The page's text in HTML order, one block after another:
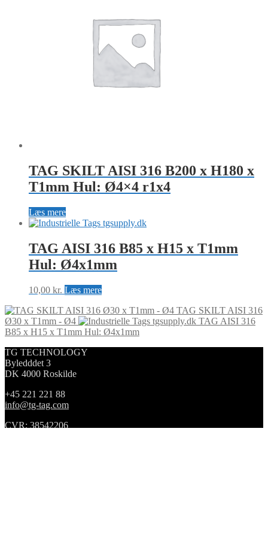
TAG SKILT AISI 316 B200 x H180 x
T1mm Hul: Ø4×4 r1x4
Læs mere
TAG AISI 316 B85 x H15 x T1mm
Hul: Ø4x1mm
10,00 kr. Læs mere
TAG SKILT AISI 316
Ø30 x T1mm - Ø4
TAG AISI 316
B85 x H15 x T1mm Hul: Ø4x1mm
TG TECHNOLOGY
Byledddet 3
DK 4000 Roskilde
+45 221 221 88
info@tg-tag.com
CVR: 38542206